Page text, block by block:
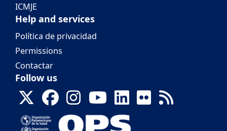
ICMJE
Help and services
Política de privacidad
Permissions
Contactar
Follow us